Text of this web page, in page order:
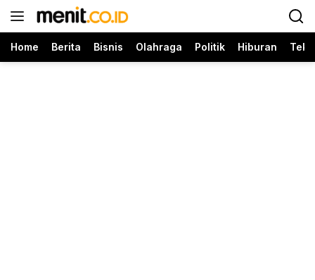
ke
Home Berita Bisnis Olahraga Politik Hiburan